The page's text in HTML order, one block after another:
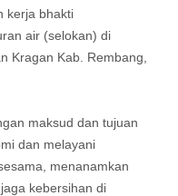
kerja bhakti
air (selokan) di
Kragan Kab. Rembang,
maksud dan tujuan
dan melayani
menanamkan
kebersihan di